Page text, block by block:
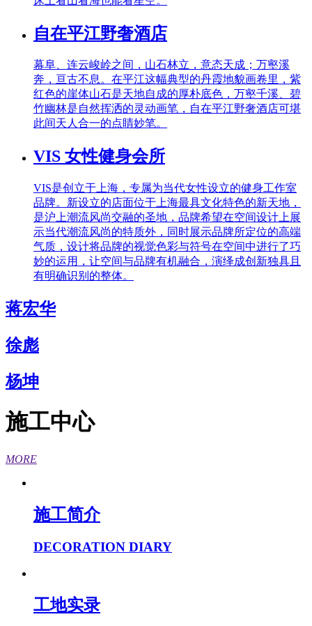
自在平江野奢酒店
幕阜、连云峻岭之间，山石林立，意态天成；万壑溪
奔，亘古不息。在平江这幅典型的丹霞地貌画卷里，紫
红色的崖体山石是天地自成的厚朴底色，万壑千溪、碧
竹幽林是自然挥洒的灵动画笔，自在平江野奢酒店可堪
此间天人合一的点睛妙笔。
VIS 女性健身会所
VIS是创立于上海，专属为当代女性设立的健身工作室
品牌。新设立的店面位于上海最具文化特色的新天地，
是沪上潮流风尚交融的圣地，品牌希望在空间设计上展
示当代潮流风尚的特质外，同时展示品牌所定位的高端
气质，设计将品牌的视觉色彩与符号在空间中进行了巧
妙的运用，让空间与品牌有机融合，演绎成创新独具且
有明确识别的整体。
蒋宏华
徐彪
杨坤
施工中心
MORE
施工简介
DECORATION DIARY
工地实录